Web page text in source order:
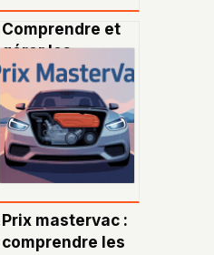
Comprendre et
gérer les
voyants de votre
Fiat 500 au
quotidien
Prix mastervac :
comprendre les